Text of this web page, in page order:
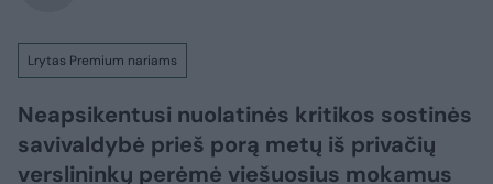
Lrytas Premium nariams
Neapsikentusi nuolatinės kritikos sostinės
savivaldybė prieš porą metų iš privačių
verslininkų perėmė viešuosius mokamus